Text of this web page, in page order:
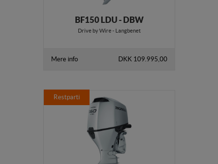
BF150 LDU - DBW
Drive by Wire - Langbenet
Mere info DKK 109.995,00
Restparti